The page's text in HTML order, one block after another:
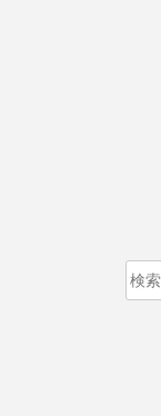
検索